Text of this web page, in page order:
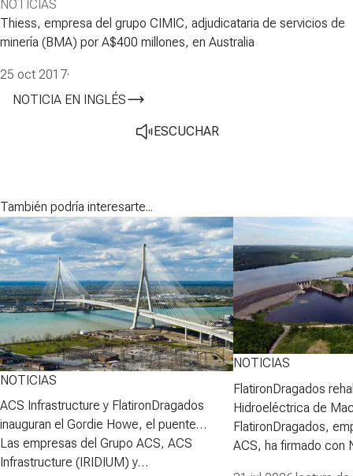
NOTICIAS
Thiess, empresa del grupo CIMIC, adjudicataria de servicios de
minería (BMA) por A$400 millones, en Australia
25 oct 2017·
NOTICIA EN INGLÉS
ESCUCHAR
También podría interesarte...
NOTICIAS
ACS Infrastructure y FlatironDragados
inauguran el Gordie Howe, el puente
atirantado más largo de Norteamérica
Las empresas del Grupo ACS, ACS
Infrastructure (IRIDIUM) y
NOTICIAS
FlatironDragados
Hidroeléctrica de
FlatironDragados,
ACS, ha firmado con